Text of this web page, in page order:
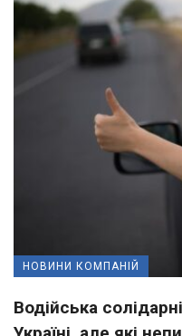
НОВИНИ КОМПАНІЙ
Водійська